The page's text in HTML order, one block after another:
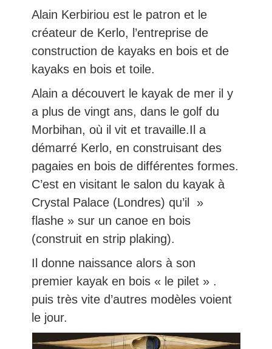
Alain Kerbiriou est le patron et le
créateur de Kerlo, l’entreprise de
construction de kayaks en bois et de
kayaks en bois et toile.
Alain a découvert le kayak de mer il y
a plus de vingt ans, dans le golf du
Morbihan, où il vit et travaille.Il a
démarré Kerlo, en construisant des
pagaies en bois de différentes formes.
C’est en visitant le salon du kayak à
Crystal Palace (Londres) qu’il »
flashe » sur un canoe en bois
(construit en strip plaking).
Il donne naissance alors à son
premier kayak en bois « le pilet » .
puis très vite d’autres modèles voient
le jour.